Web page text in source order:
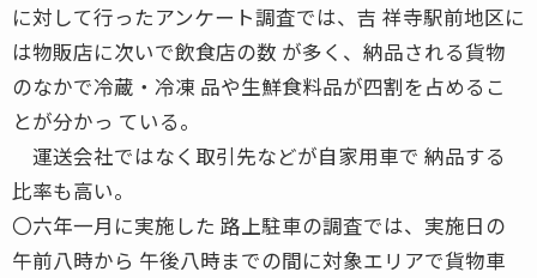
に対して行ったアンケート調査では、吉 祥寺駅前地区に
は物販店に次いで飲食店の数 が多く、納品される貨物
のなかで冷蔵・冷凍 品や生鮮食料品が四割を占めるこ
とが分かっ ている。
運送会社ではなく取引先などが自家用車で 納品する
比率も高い。
〇六年一月に実施した 路上駐車の調査では、実施日の
午前八時から 午後八時までの間に対象エリアで貨物車